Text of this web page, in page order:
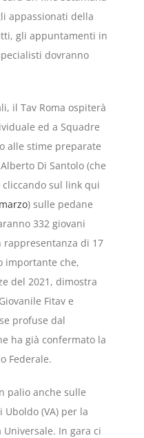
appassionati della
gli appuntamenti in
dovranno
il Tav Roma ospiterà
ed a Squadre
alle stime preparate
Di Santolo (che
sul link qui
) sulle pedane
332 giovani
di 17
importante che,
del 2021, dimostra
Fitav e
profuse dal
ha già confermato la
Federale.
palio anche sulle
(VA) per la
Universale. In gara ci